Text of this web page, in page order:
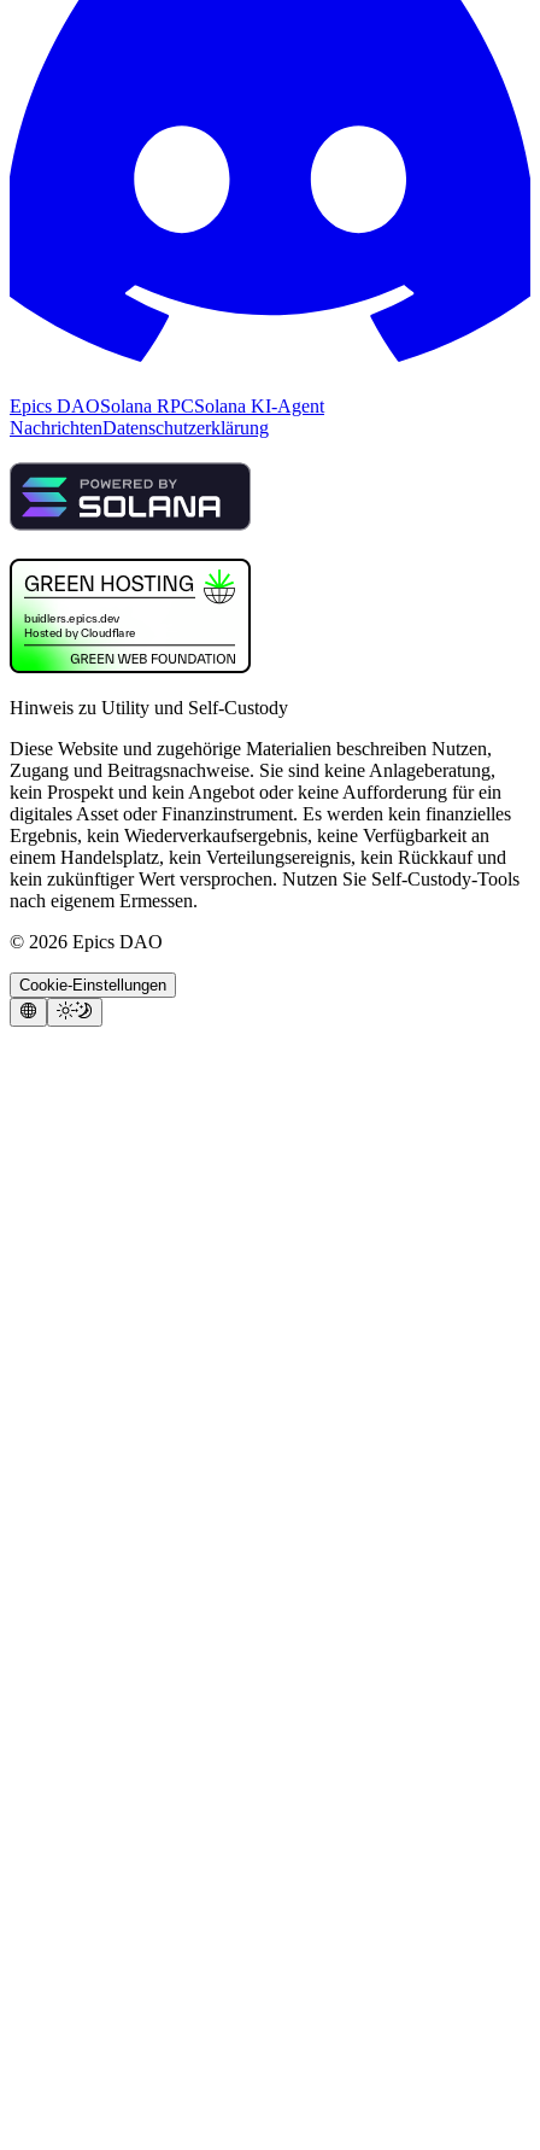
Epics DAOSolana RPCSolana KI-Agent
NachrichtenDatenschutzerklärung
Hinweis zu Utility und Self-Custody
Diese Website und zugehörige Materialien beschreiben Nutzen,
Zugang und Beitragsnachweise. Sie sind keine Anlageberatung,
kein Prospekt und kein Angebot oder keine Aufforderung für ein
digitales Asset oder Finanzinstrument. Es werden kein finanzielles
Ergebnis, kein Wiederverkaufsergebnis, keine Verfügbarkeit an
einem Handelsplatz, kein Verteilungsereignis, kein Rückkauf und
kein zukünftiger Wert versprochen. Nutzen Sie Self-Custody-Tools
nach eigenem Ermessen.
© 2026 Epics DAO
Cookie-Einstellungen